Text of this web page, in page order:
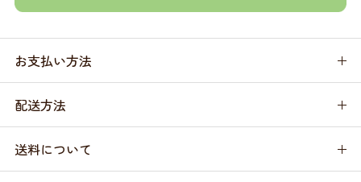
お支払い方法
配送方法
送料について